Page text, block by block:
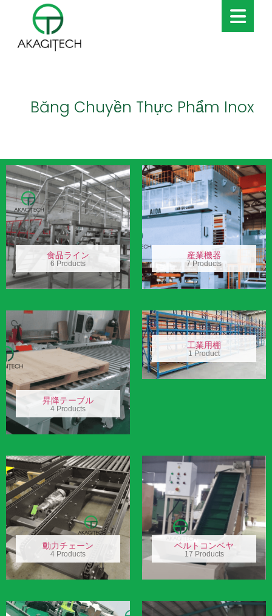
Băng Chuyền Thực Phẩm Inox
食品ライン
6 Products
産業機器
7 Products
昇降テーブル
4 Products
工業用棚
1 Product
動力チェーン
4 Products
ベルトコンベヤ
17 Products